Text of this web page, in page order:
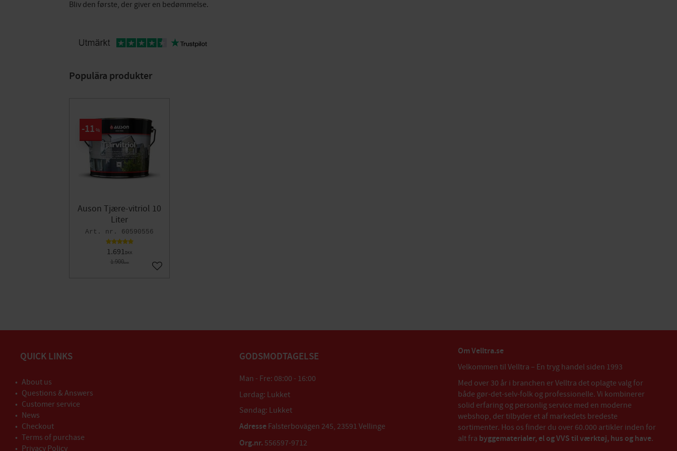
Bliv den første, der giver en bedømmelse.
Populära produkter
Auson Tjære-vitriol 10
Liter
60590556
1.691DKK
1.900DKK
11 %
Gem som favorit
QUICK LINKS
About us
Questions & Answers
Customer service
News
Checkout
Terms of purchase
Privacy Policy
GODSMODTAGELSE
Man - Fre: 08:00 - 16:00
Lørdag: Lukket
Søndag: Lukket
AdresseFalsterbovägen 245, 23591 Vellinge
Org.nr. 556597-9712
Om Velltra.se
Velkommen til Velltra – En tryg handel siden 1993
Med over 30 år i branchen er Velltra det oplagte valg for
både gør-det-selv-folk og professionelle. Vi kombinerer
solid erfaring og personlig service med en moderne
webshop, der tilbyder et af markedets bredeste
sortimenter. Hos os finder du over 60.000 artikler inden for
alt fra byggematerialer, el og VVS til værktøj, hus og have.